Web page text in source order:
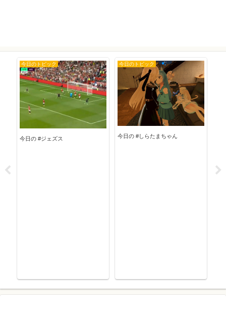
今日のトピック
今日の #ジェズス
今日のトピック
今日の #しらたまちゃん